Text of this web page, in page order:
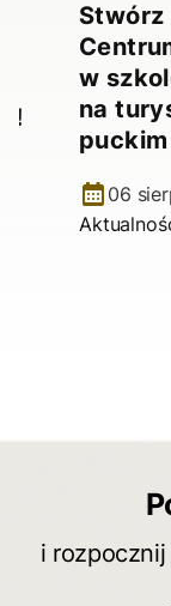
Stwórz
w
na
puckim
06
i